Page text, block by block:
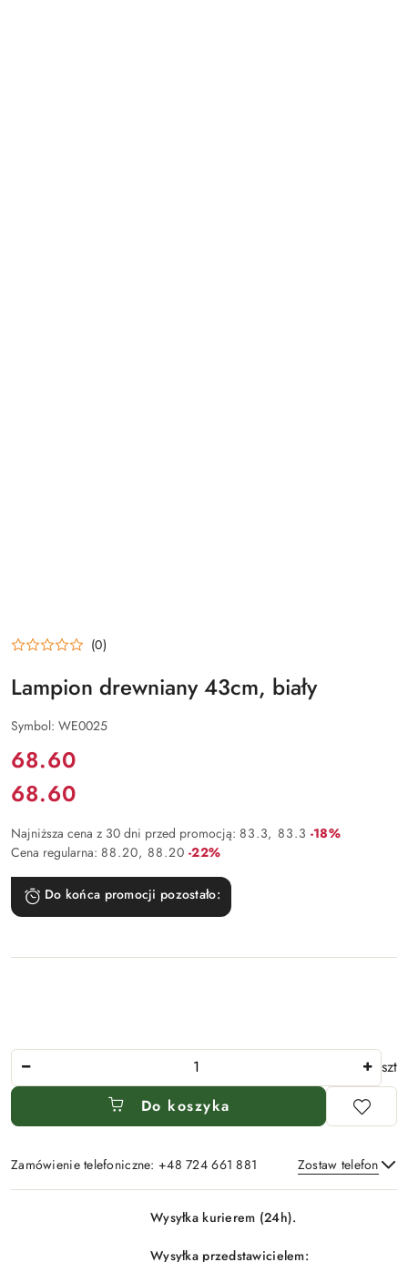
(0)
Lampion drewniany 43cm, biały
Symbol: WE0025
Cena:
68.60
Cena:
68.60
Najniższa cena z 30 dni przed promocją: 83.3 83.3 Rabat:
-18%
Cena regularna: 88.20 88.20 Rabat:
-22%
Do końca promocji pozostało:
Ilość
szt
Do koszyka
Zamówienie telefoniczne: +48 724 661 881 Zostaw telefon
Wyślij
Dostępność
Wysyłka kurierem (24h).
Wysyłka przedstawicielem: